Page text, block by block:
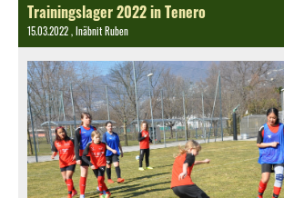
Trainingslager 2022 in Tenero
15.03.2022, Inäbnit Ruben